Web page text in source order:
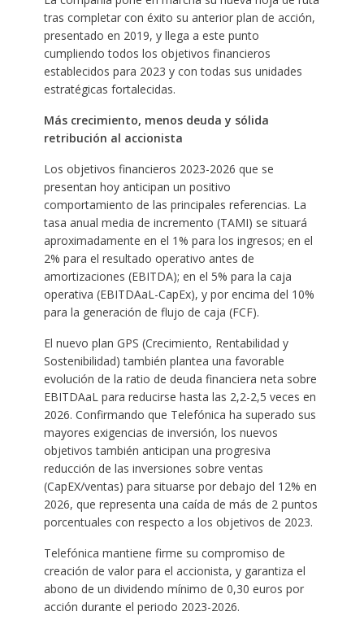
tras completar con éxito su anterior plan de acción,
presentado en 2019, y llega a este punto
cumpliendo todos los objetivos financieros
establecidos para 2023 y con todas sus unidades
estratégicas fortalecidas.
Más crecimiento, menos deuda y sólida
retribución al accionista
Los objetivos financieros 2023-2026 que se
presentan hoy anticipan un positivo
comportamiento de las principales referencias. La
tasa anual media de incremento (TAMI) se situará
aproximadamente en el 1% para los ingresos; en el
2% para el resultado operativo antes de
amortizaciones (EBITDA); en el 5% para la caja
operativa (EBITDAaL-CapEx), y por encima del 10%
para la generación de flujo de caja (FCF).
El nuevo plan GPS (Crecimiento, Rentabilidad y
Sostenibilidad) también plantea una favorable
evolución de la ratio de deuda financiera neta sobre
EBITDAaL para reducirse hasta las 2,2-2,5 veces en
2026. Confirmando que Telefónica ha superado sus
mayores exigencias de inversión, los nuevos
objetivos también anticipan una progresiva
reducción de las inversiones sobre ventas
(CapEX/ventas) para situarse por debajo del 12% en
2026, que representa una caída de más de 2 puntos
porcentuales con respecto a los objetivos de 2023.
Telefónica mantiene firme su compromiso de
creación de valor para el accionista, y garantiza el
abono de un dividendo mínimo de 0,30 euros por
acción durante el periodo 2023-2026.